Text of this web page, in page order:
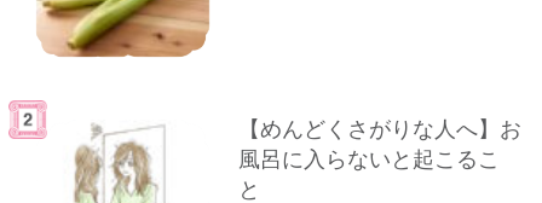
【めんどくさがりな人へ】お
風呂に入らないと起こるこ
と